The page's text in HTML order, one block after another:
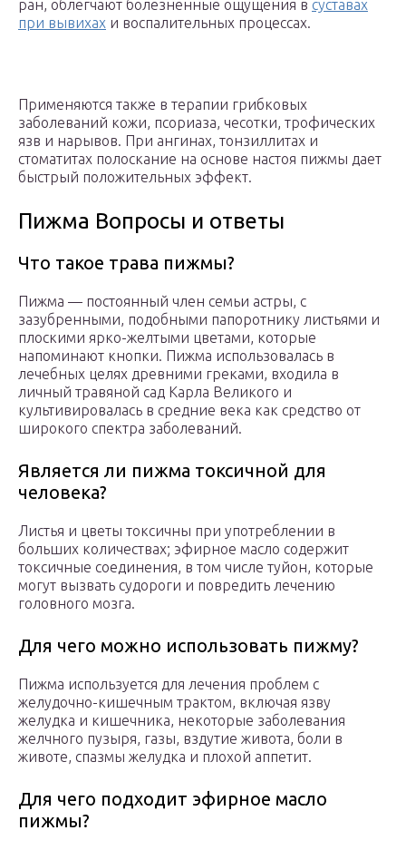
ран, облегчают болезненные ощущения в суставах
при вывихах и воспалительных процессах.
Применяются также в терапии грибковых
заболеваний кожи, псориаза, чесотки, трофических
язв и нарывов. При ангинах, тонзиллитах и
стоматитах полоскание на основе настоя пижмы дает
быстрый положительных эффект.
Пижма Вопросы и ответы
Что такое трава пижмы?
Пижма — постоянный член семьи астры, с
зазубренными, подобными папоротнику листьями и
плоскими ярко-желтыми цветами, которые
напоминают кнопки. Пижма использовалась в
лечебных целях древними греками, входила в
личный травяной сад Карла Великого и
культивировалась в средние века как средство от
широкого спектра заболеваний.
Является ли пижма токсичной для
человека?
Листья и цветы токсичны при употреблении в
больших количествах; эфирное масло содержит
токсичные соединения, в том числе туйон, которые
могут вызвать судороги и повредить лечению
головного мозга.
Для чего можно использовать пижму?
Пижма используется для лечения проблем с
желудочно-кишечным трактом, включая язву
желудка и кишечника, некоторые заболевания
желчного пузыря, газы, вздутие живота, боли в
животе, спазмы желудка и плохой аппетит.
Для чего подходит эфирное масло
пижмы?